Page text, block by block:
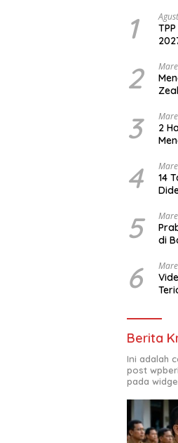
1
2
3
2
4
14
5
di
6
Berita
Ini adalah
post
pada